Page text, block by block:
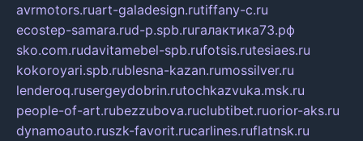
avrmotors.ruart-galadesign.rutiffany-c.ru
ecostep-samara.rud-p.spb.ruгалактика73.рф
sko.com.rudavitamebel-spb.rufotsis.rutesiaes.ru
kokoroyari.spb.rublesna-kazan.rumossilver.ru
lenderoq.rusergeydobrin.rutochkazvuka.msk.ru
people-of-art.rubezzubova.ruclubtibet.ruorior-aks.ru
dynamoauto.ruszk-favorit.rucarlines.ruflatnsk.ru